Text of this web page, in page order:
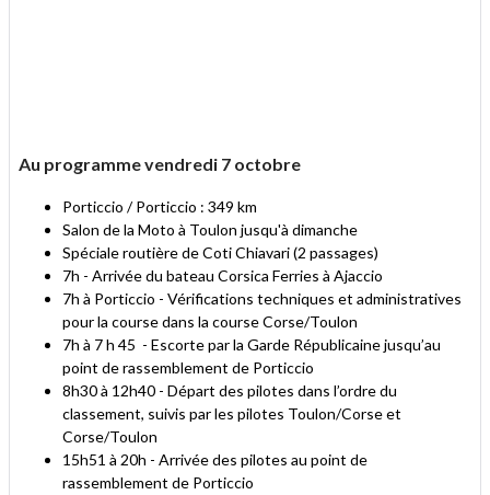
Au programme vendredi 7 octobre
Porticcio / Porticcio : 349 km
Salon de la Moto à Toulon jusqu'à dimanche
Spéciale routière de Coti Chiavari (2 passages)
7h - Arrivée du bateau Corsica Ferries à Ajaccio
7h à Porticcio - Vérifications techniques et administratives
pour la course dans la course Corse/Toulon
7h à 7 h 45 - Escorte par la Garde Républicaine jusqu’au
point de rassemblement de Porticcio
8h30 à 12h40 - Départ des pilotes dans l’ordre du
classement, suivis par les pilotes Toulon/Corse et
Corse/Toulon
15h51 à 20h - Arrivée des pilotes au point de
rassemblement de Porticcio